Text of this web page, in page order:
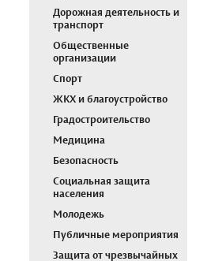
Дорожная деятельность и
транспорт
Общественные
организации
Спорт
ЖКХ и благоустройство
Градостроительство
Медицина
Безопасность
Социальная защита
населения
Молодежь
Публичные мероприятия
Защита от чрезвычайных